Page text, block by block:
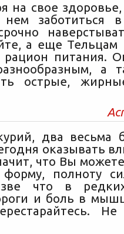
на свое
заботиться
а еще Тельцам
рацион питания.
а
острые,
два весьма
оказывать
что Вы
полноту
что в
и боль в